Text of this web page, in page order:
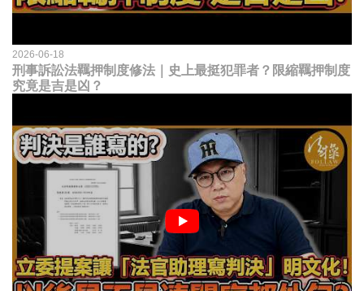
2026-06-18
刑事訴訟法羈押制度修法｜史上最挺犯罪者？限縮羈押制度
究竟是吉是凶？